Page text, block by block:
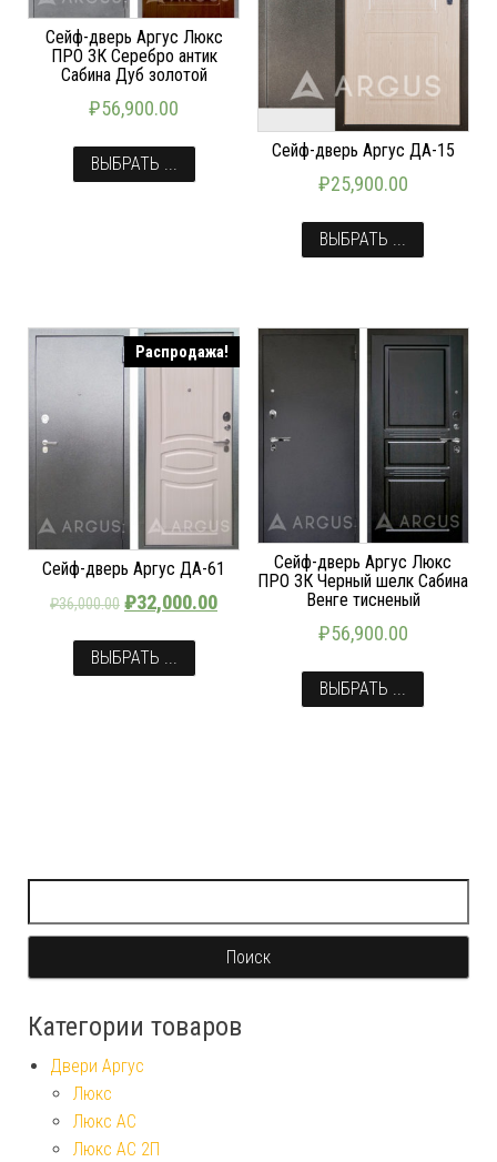
Сейф-дверь Аргус Люкс
ПРО 3К Серебро антик
Сабина Дуб золотой
₽56,900.00
ВЫБРАТЬ ...
Сейф-дверь Аргус ДА-15
₽25,900.00
ВЫБРАТЬ ...
Распродажа!
Сейф-дверь Аргус ДА-61
₽36,000.00 ₽32,000.00
ВЫБРАТЬ ...
Сейф-дверь Аргус Люкс
ПРО 3К Черный шелк Сабина
Венге тисненый
₽56,900.00
ВЫБРАТЬ ...
Категории товаров
Двери Аргус
Люкс
Люкс АС
Люкс АС 2П